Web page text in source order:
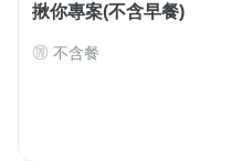
揪你專案(不含早餐)
不含餐